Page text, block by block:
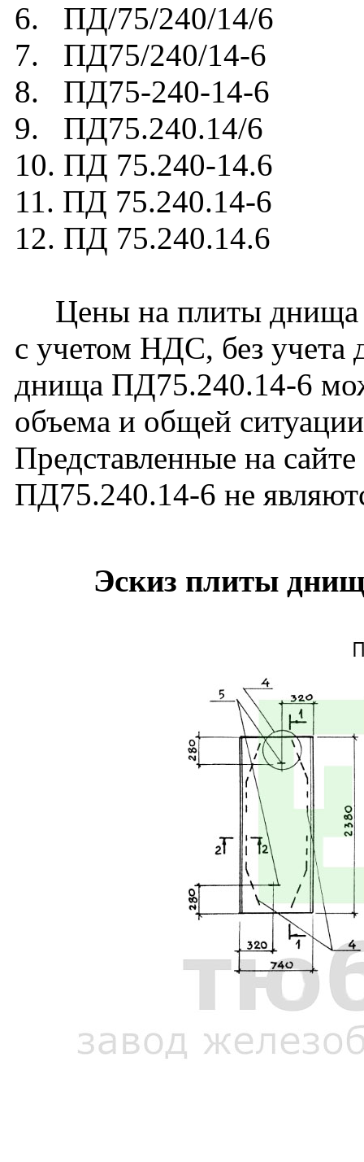
6. ПД/75/240/14/6
7. ПД75/240/14-6
8. ПД75-240-14-6
9. ПД75.240.14/6
10. ПД 75.240-14.6
11. ПД 75.240.14-6
12. ПД 75.240.14.6
Цены на плиты днища
с учетом НДС, без учета
днища ПД75.240.14-6
объема и общей
Представленные на
ПД75.240.14-6 не
Эскиз плиты